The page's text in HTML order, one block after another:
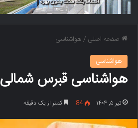
صفحه اصلی /هواشناسی
هواشناسی
هواشناسی قبرس شمالی
تیر ۵, ۱۴۰۴ 84 کمتر از یک دقیقه